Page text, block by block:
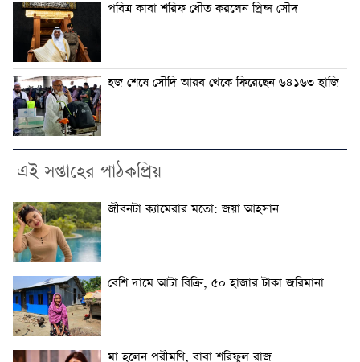
পবিত্র কাবা শরিফ ধৌত করলেন প্রিন্স সৌদ
হজ শেষে সৌদি আরব থেকে ফিরেছেন ৬৪১৬৩ হাজি
এই সপ্তাহের পাঠকপ্রিয়
জীবনটা ক্যামেরার মতো: জয়া আহসান
বেশি দামে আটা বিক্রি, ৫০ হাজার টাকা জরিমানা
মা হলেন পরীমণি, বাবা শরিফুল রাজ